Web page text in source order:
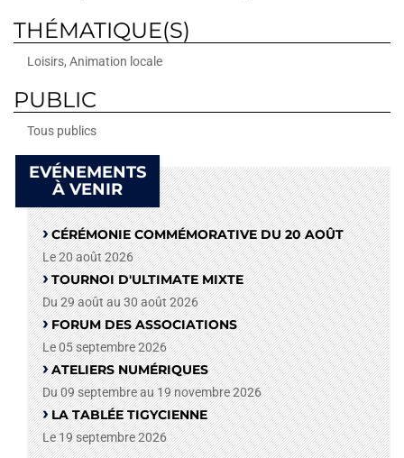
THÉMATIQUE(S)
Loisirs, Animation locale
PUBLIC
Tous publics
EVÉNEMENTS
À VENIR
CÉRÉMONIE COMMÉMORATIVE DU 20 AOÛT
Le 20 août 2026
TOURNOI D'ULTIMATE MIXTE
Du 29 août au 30 août 2026
FORUM DES ASSOCIATIONS
Le 05 septembre 2026
ATELIERS NUMÉRIQUES
Du 09 septembre au 19 novembre 2026
LA TABLÉE TIGYCIENNE
Le 19 septembre 2026